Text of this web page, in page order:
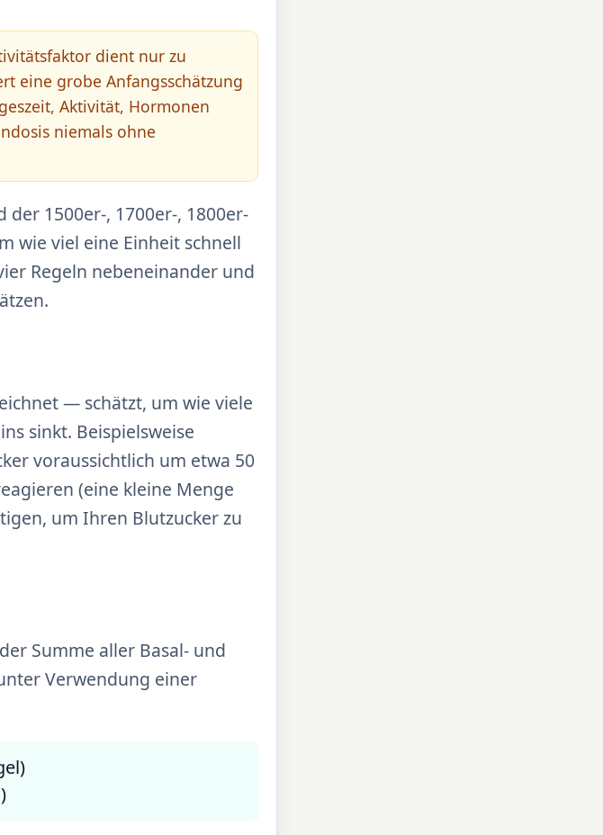
dient nur zu
eine grobe Anfangsschätzung
Aktivität, Hormonen
niemals ohne
der 1500er-, 1700er-, 1800er-
wie viel eine Einheit schnell
Regeln nebeneinander und
— schätzt, um wie viele
sinkt. Beispielsweise
voraussichtlich um etwa 50
(eine kleine Menge
um Ihren Blutzucker zu
Summe aller Basal- und
Verwendung einer